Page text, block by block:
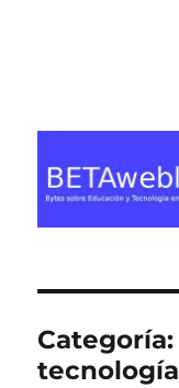
Categoría:
tecnología